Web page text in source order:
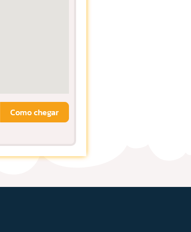
Como chegar